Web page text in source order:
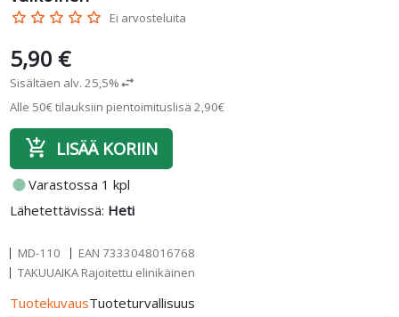
star_border star_border star_border star_border star_border Ei arvosteluita
5,90 €
Sisältäen alv. 25,5%swap_horiz
Alle 50€ tilauksiin pientoimituslisä 2,90€
add_shopping_cart LISÄÄ KORIIN
fiber_manual_recordVarastossa 1 kpl
Lähetettävissä: Heti
MD-110 EAN 7333048016768
TAKUUAIKA Rajoitettu elinikäinen
TuotekuvausTuoteturvallisuus